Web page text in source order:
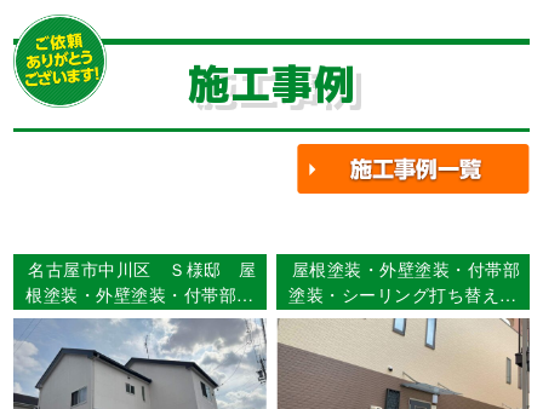
施工事例
名古屋市中川区 Ｓ様邸 屋
根塗装・外壁塗装・付帯部塗
装・シーリング工事・バルコ
ニー防水工事 【使用塗料】
屋根：ウルトラMUKI 外
壁：ウルトラMUKI
屋根塗装・外壁塗装・付帯部
塗装・シーリング打ち替え工
事・ベランダ防水工事 名
古屋市熱田区 アパートR様
邸